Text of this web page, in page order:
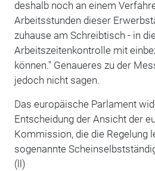
deshalb noch an einem
Arbeitsstunden dieser
zuhause am Schreibtisch - in
Arbeitszeitenkontrolle mit
können." Genaueres zu der
jedoch nicht sagen.
Das europäische Parlament
Entscheidung der Ansicht der
Kommission, die die Regelung
sogenannte
(ll)